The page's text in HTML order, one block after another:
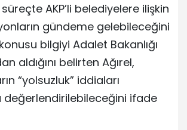
AKP’li belediyelere ilişkin
gündeme gelebileceğini
bilgiyi Adalet Bakanlığı
aldığını belirten Ağırel,
“yolsuzluk” iddiaları
değerlendirilebileceğini ifade